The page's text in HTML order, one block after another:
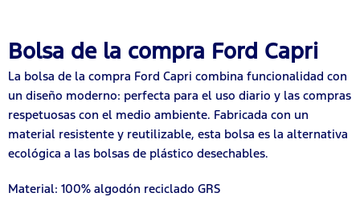
Bolsa de la compra Ford Capri
La bolsa de la compra Ford Capri combina funcionalidad con
un diseño moderno: perfecta para el uso diario y las compras
respetuosas con el medio ambiente. Fabricada con un
material resistente y reutilizable, esta bolsa es la alternativa
ecológica a las bolsas de plástico desechables.
Material: 100% algodón reciclado GRS